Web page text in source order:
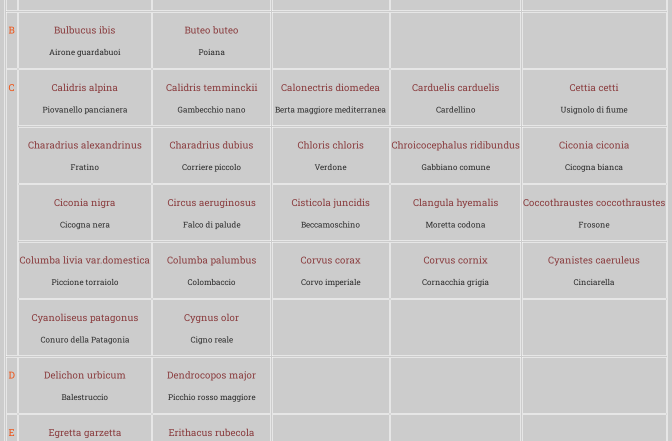
B Bulbucus ibis
Airone guardabuoi
Buteo buteo
Poiana
C Calidris alpina
Piovanello pancianera
Calidris temminckii
Gambecchio nano
Calonectris diomedea
Berta maggiore mediterranea
Carduelis carduelis
Cardellino
Cettia cetti
Usignolo di fiume
Charadrius alexandrinus
Fratino
Charadrius dubius
Corriere piccolo
Chloris chloris
Verdone
Chroicocephalus ridibundus
Gabbiano comune
Ciconia ciconia
Cicogna bianca
Ciconia nigra
Cicogna nera
Circus aeruginosus
Falco di palude
Cisticola juncidis
Beccamoschino
Clangula hyemalis
Moretta codona
Coccothraustes coccothraustes
Frosone
Columba livia var.domestica
Piccione torraiolo
Columba palumbus
Colombaccio
Corvus corax
Corvo imperiale
Corvus cornix
Cornacchia grigia
Cyanistes caeruleus
Cinciarella
Cyanoliseus patagonus
Conuro della Patagonia
Cygnus olor
Cigno reale
D Delichon urbicum
Balestruccio
Dendrocopos major
Picchio rosso maggiore
E Egretta garzetta Erithacus rubecola